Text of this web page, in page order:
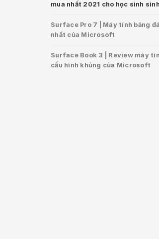
mua nhất 2021 cho học sinh
Surface Pro 7 | Máy tính bảng
nhất của Microsoft
Surface Book 3 | Review máy
cấu hình khủng của Microsoft